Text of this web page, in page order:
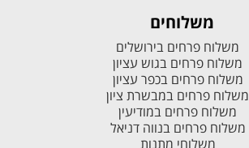
משלוחים
משלוח פרחים בירושלים
משלוח פרחים בגוש עציון
משלוח פרחים בכפר עציון
משלוח פרחים במבשרת ציון
משלוח פרחים במודיעין
משלוח פרחים בנווה דניאל
משלוחי מתנות